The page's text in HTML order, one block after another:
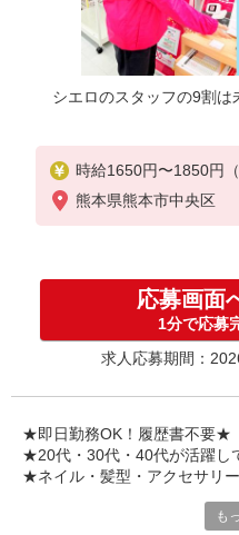
シエロのスタッフの9割は
時給1650円〜1850円
※残業代支給
★交通費別途支給（規
入社祝い金10万円支給
お友達を紹介頂くと,
インセンティブ支給(
゜・。○。・゜+゜・。
熊本県熊本市中央区
応募画面
1分で応募
求人応募期間：
★即日勤務OK！履歴書不要★
★20代・30代・40代が活躍し
★ネイル・髪型・アクセサリ
シエロのスタッフは9割が未経
も